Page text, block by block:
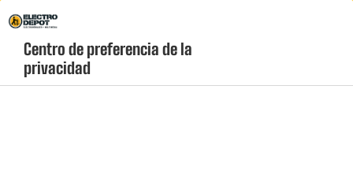
Menú
geolocation-header-icon-text
account
Centro de preferencia de la
privacidad